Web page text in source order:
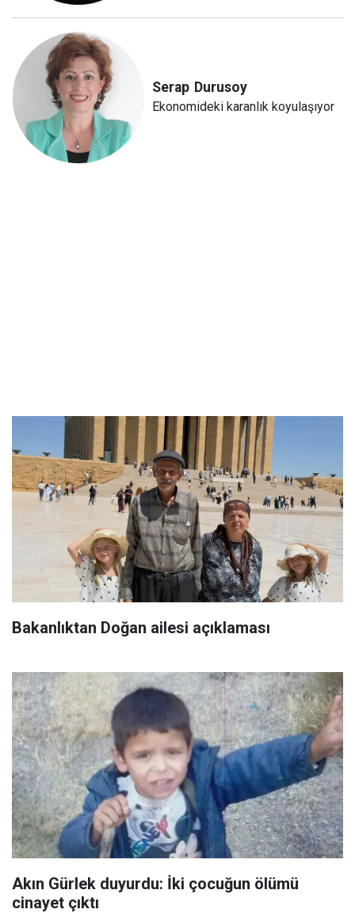
Serap Durusoy
Ekonomideki karanlık koyulaşıyor
Bakanlıktan Doğan ailesi açıklaması
Akın Gürlek duyurdu: İki çocuğun ölümü
cinayet çıktı